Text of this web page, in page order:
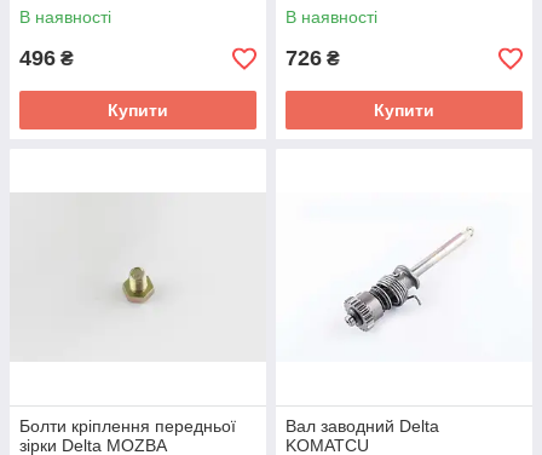
(mod.A)
В наявності
496 ₴
Купити
В наявності
726 ₴
Купити
Болти кріплення передньої
зірки Delta MOZBA
Вал заводний Delta
KOMATCU